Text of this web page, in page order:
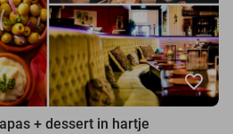
favorite_border
+ dessert in hartje